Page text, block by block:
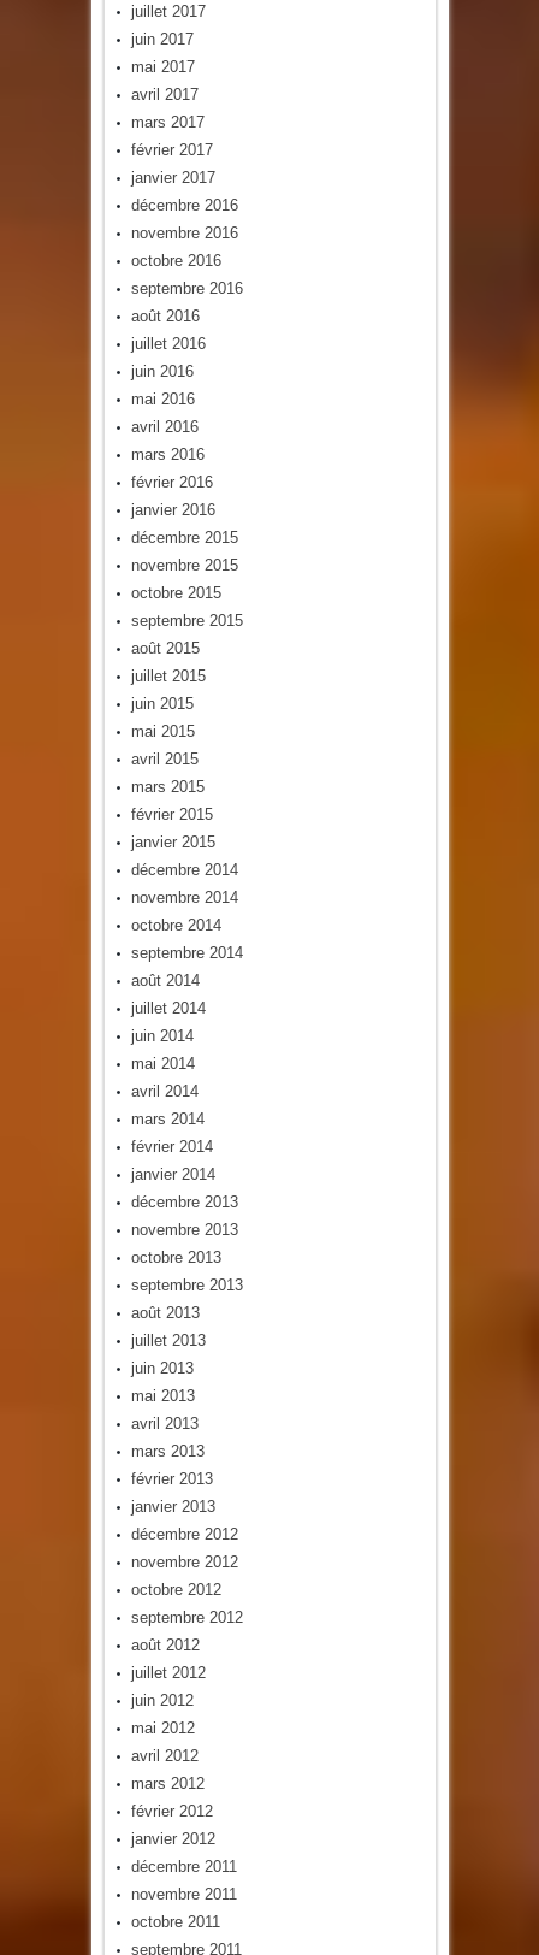
juillet 2017
juin 2017
mai 2017
avril 2017
mars 2017
février 2017
janvier 2017
décembre 2016
novembre 2016
octobre 2016
septembre 2016
août 2016
juillet 2016
juin 2016
mai 2016
avril 2016
mars 2016
février 2016
janvier 2016
décembre 2015
novembre 2015
octobre 2015
septembre 2015
août 2015
juillet 2015
juin 2015
mai 2015
avril 2015
mars 2015
février 2015
janvier 2015
décembre 2014
novembre 2014
octobre 2014
septembre 2014
août 2014
juillet 2014
juin 2014
mai 2014
avril 2014
mars 2014
février 2014
janvier 2014
décembre 2013
novembre 2013
octobre 2013
septembre 2013
août 2013
juillet 2013
juin 2013
mai 2013
avril 2013
mars 2013
février 2013
janvier 2013
décembre 2012
novembre 2012
octobre 2012
septembre 2012
août 2012
juillet 2012
juin 2012
mai 2012
avril 2012
mars 2012
février 2012
janvier 2012
décembre 2011
novembre 2011
octobre 2011
septembre 2011